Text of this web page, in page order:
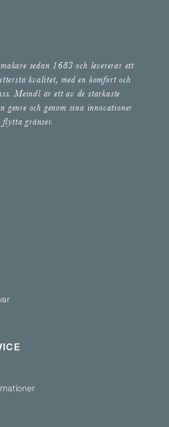
sedan 1683 och levererar ett
kvalitet, med en komfort och
Meindl är ett av de starkaste
genre och genom sina innovationer
gränser.